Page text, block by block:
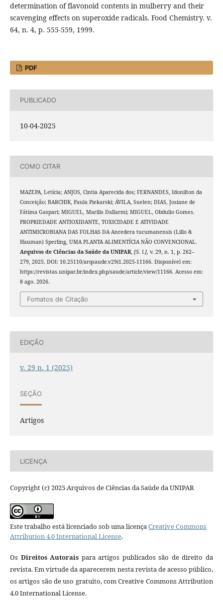
determination of flavonoid contents in mulberry and their
scavenging effects on superoxide radicals. Food Chemistry. v.
64, n. 4, p. 555-559, 1999.
PDF
PUBLICADO
10-04-2025
COMO CITAR
MAZEPA, Letícia; ANJOS, Cintia Aparecida dos; FERNANDES, Idonilton da
Conceição; BARCHIK, Paula Piekarski; ÁVILA, Suelen; DIAS, Josiane de
Fátima Gaspari; MIGUEL, Marilis Dallarmi; MIGUEL, Obdulio Gomes.
PROPRIEDADE ANTIOXIDANTE, TOXICIDADE E ATIVIDADE
ANTIMICROBIANA DAS FOLHAS DA Anredera tucumanensis (Lillo &
Hauman) Sperling, UMA PLANTA ALIMENTÍCIA NÃO CONVENCIONAL.
Arquivos de Ciências da Saúde da UNIPAR, [S. l.], v. 29, n. 1, p. 262–
279, 2025. DOI: 10.25110/arqsaude.v29i1.2025-11166. Disponível em:
https://revistas.unipar.br/index.php/saude/article/view/11166. Acesso em:
8 ago. 2026.
Fomatos de Citação
EDIÇÃO
v. 29 n. 1 (2025)
SEÇÃO
Artigos
LICENÇA
Copyright (c) 2025 Arquivos de Ciências da Saúde da UNIPAR
Este trabalho está licenciado sob uma licençaCreative Commons
Attribution 4.0 International License.
Os Direitos Autorais para artigos publicados são de direito da
revista. Em virtude da aparecerem nesta revista de acesso público,
os artigos são de uso gratuito, com Creative Commons Attribution
4.0 International License.